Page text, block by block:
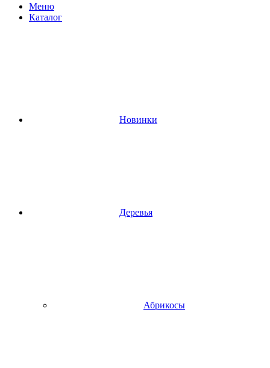
Меню
Каталог
Новинки
Деревья
Абрикосы